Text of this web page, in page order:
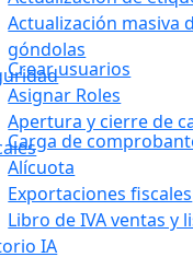
Actualización masiva
góndolas
Crear usuarios
Asignar Roles
Apertura y cierre de
Carga de
Alícuota
Exportaciones fiscales
Libro de IVA ventas y
IA